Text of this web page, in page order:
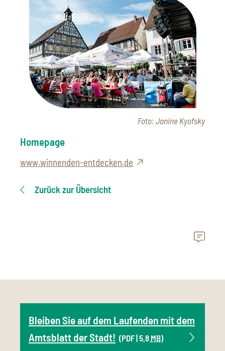
Foto: Janine Kyofsky
Homepage
www.winnenden-entdecken.de
Zurück zur Übersicht
Bleiben Sie auf dem Laufenden mit dem
Amtsblatt der Stadt! (PDF | 5,8 MB)